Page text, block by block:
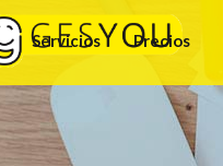
Servicios Precios